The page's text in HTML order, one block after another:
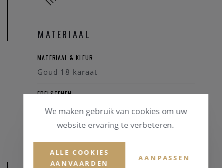
MATERIAAL
MATERIAAL & KLEUR
Goud 18 karaat
EDELSTENEN
Briljant
We maken gebruik van cookies om uw
website ervaring te verbeteren.
ALLE COOKIES
AANVAARDEN
AANPASSEN